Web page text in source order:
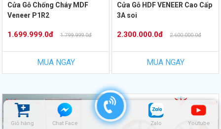
Giỏ hàng Chat Face Zalo Youtube
Cửa Gỗ Chống Cháy MDF
Veneer P1R2
1.699.999.0đ 1.799.999.0đ
MUA NGAY
Cửa Gỗ HDF VENEER Cao Cấp
3A soi
2.300.000.0đ 2.600.000.0đ
MUA NGAY